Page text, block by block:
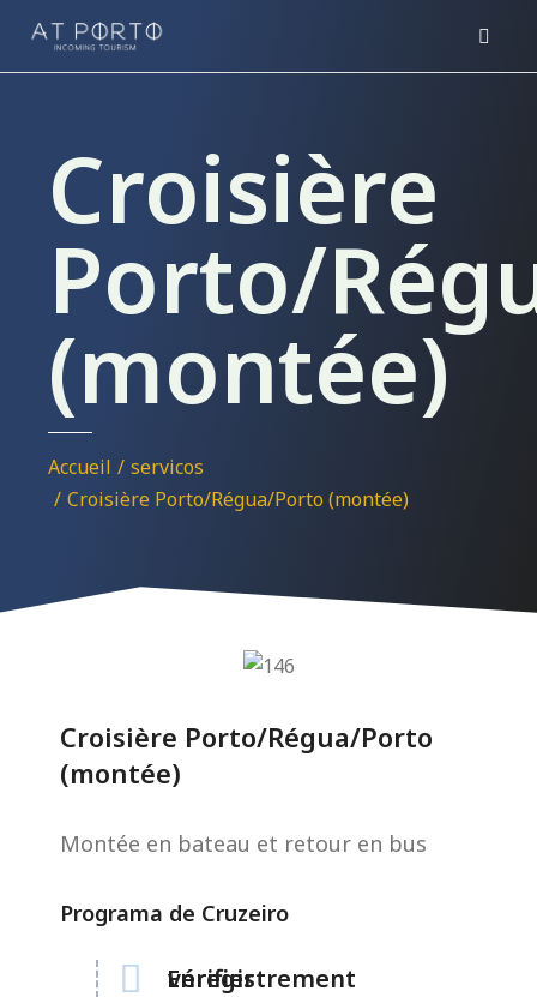
Croisière
Porto/
(montée)
Vous êtes ici :
Accueil
servicos
Croisière Porto/Régua/Porto (montée)
Croisière Porto/Régua/Porto
(montée)
Montée en bateau et retour en bus
Programa de Cruzeiro
Enregistrement
vérifier